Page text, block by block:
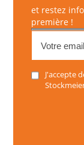
et restez
première !
J'accepte